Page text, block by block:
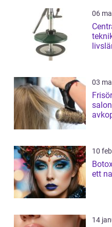
06
03
Frisör
10
Botox lund
ett
14